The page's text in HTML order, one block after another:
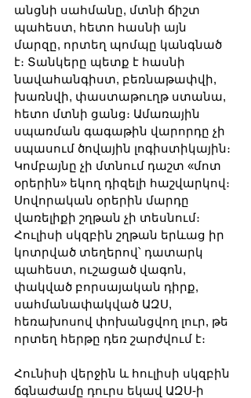
անցնի սահմանը, մտնի ճիշտ
պահեստ, հետո հասնի այն
մարզը, որտեղ պոմպը կանգնած
է։ Տանկերը պետք է հասնի
նավահանգիստ, բեռնաթափվի,
խառնվի, փաստաթուղթ ստանա,
հետո մտնի ցանց։ Ամառային
սպառման գագաթին վարորդը չի
սպասում ծովային լոգիստիկային։
Կոմբայնը չի մտնում դաշտ «մոտ
օրերին» եկող դիզելի հաշվարկով։
Սովորական օրերին մարդը
վառելիքի շղթան չի տեսնում։
Հուլիսի սկզբին շղթան երևաց իր
կոտրված տեղերով՝ դատարկ
պահեստ, ուշացած վագոն,
փակված բորսայական դիրք,
սահմանափակված ԱԶՍ,
հեռախոսով փոխանցվող լուր, թե
որտեղ հերթը դեռ շարժվում է։
Հունիսի վերջին և հուլիսի սկզբին
ճգնաժամը դուրս եկավ ԱԶՍ-ի